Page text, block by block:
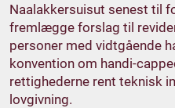
Naalakkersuisut senest til
fremlægge forslag til
personer med vidtgående
konvention om handi-
rettighederne rent teknisk
lovgivning.